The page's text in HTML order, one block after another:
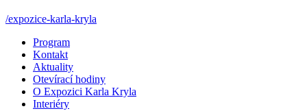
/expozice-karla-kryla
Program
Kontakt
Aktuality
Otevírací hodiny
O Expozici Karla Kryla
Interiéry